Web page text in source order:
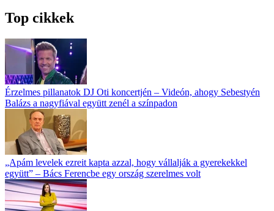
Top cikkek
Érzelmes pillanatok DJ Oti koncertjén – Videón, ahogy Sebestyén
Balázs a nagyfiával együtt zenél a színpadon
„Apám levelek ezreit kapta azzal, hogy vállalják a gyerekekkel
együtt” – Bács Ferencbe egy ország szerelmes volt